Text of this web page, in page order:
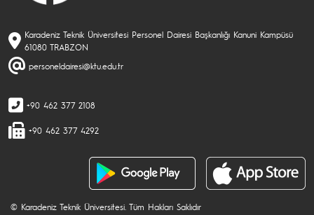
Karadeniz Teknik Üniversitesi Personel Dairesi Başkanlığı Kanuni Kampüsü
61080 TRABZON
personeldairesi@ktu.edu.tr
+90 462 377 2108
+90 462 377 4292
© Karadeniz Teknik Üniversitesi. Tüm Hakları Saklıdır